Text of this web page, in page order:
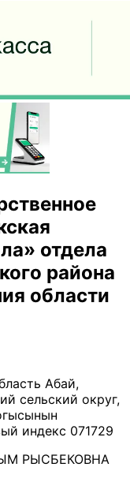
отдела
района
области
Абай,
сельский округ,
индекс 071729
РЫСБЕКОВНА